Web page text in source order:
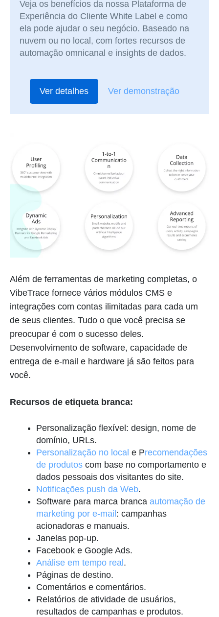
Veja os benefícios da nossa Plataforma de
Experiência do Cliente White Label e como
ela pode ajudar o seu negócio. Baseado na
nuvem ou no local, com fortes recursos de
automação omnicanal e insights de dados.
Ver detalhes Ver demonstração
Além de ferramentas de marketing completas, o
VibeTrace fornece vários módulos CMS e
integrações com contas ilimitadas para cada um
de seus clientes. Tudo o que você precisa se
preocupar é com o sucesso deles.
Desenvolvimento de software, capacidade de
entrega de e-mail e hardware já são feitos para
você.
Recursos de etiqueta branca:
Personalização flexível: design, nome de
domínio, URLs.
Personalização no local e Precomendações
de produtos com base no comportamento e
dados pessoais dos visitantes do site.
Notificações push da Web.
Software para marca branca automação de
marketing por e-mail: campanhas
acionadoras e manuais.
Janelas pop-up.
Facebook e Google Ads.
Análise em tempo real.
Páginas de destino.
Comentários e comentários.
Relatórios de atividade de usuários,
resultados de campanhas e produtos.